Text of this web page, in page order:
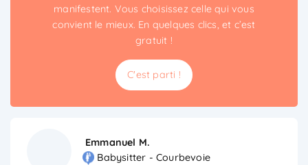
manifestent. Vous choisissez celle qui vous
convient le mieux. En quelques clics, et c’est
gratuit !
C'est parti !
Emmanuel M.
Babysitter - Courbevoie